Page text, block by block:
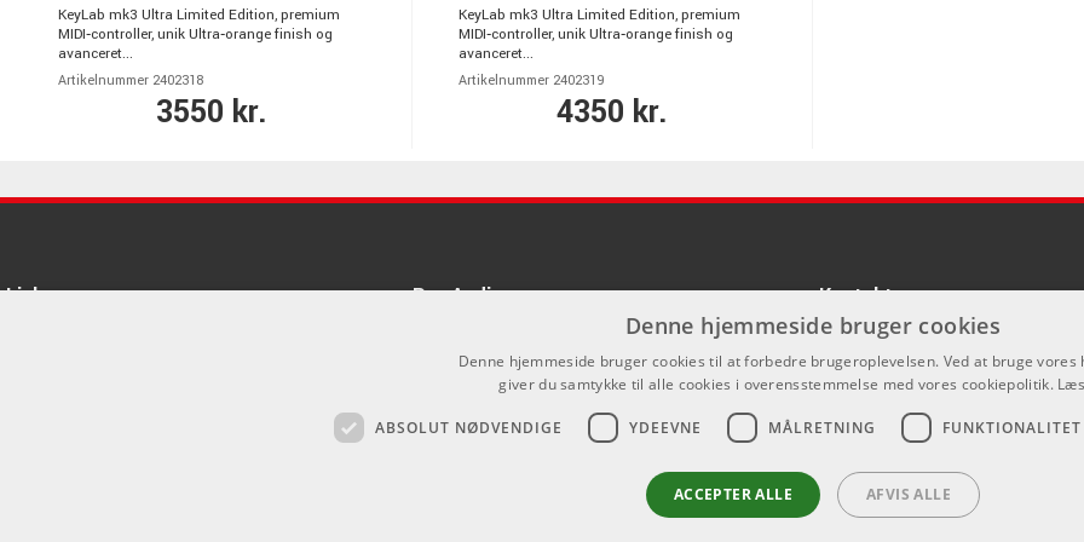
KeyLab mk3 Ultra Limited Edition, premium
MIDI‑controller, unik Ultra‑orange finish og
avanceret...
Artikelnummer 2402318
3550 kr.
KeyLab mk3 Ultra Limited Edition, premium
MIDI‑controller, unik Ultra‑orange finish og
avanceret...
Artikelnummer 2402319
4350 kr.
Links Pro Audio Kontakt
Som privatperson kan du ikke købe på
hjemmeside, alt salg foregår gennem
info@emnordic.dk
Denne hjemmeside bruger cookies
Denne hjemmeside bruger cookies til at forbedre brugeroplevelsen. Ved at bruge vores
giver du samtykke til alle cookies i overensstemmelse med vores cookiepolitik.
ABSOLUT NØDVENDIGE YDEEVNE MÅLRETNING FUNKTIONALITET
ACCEPTER ALLE AFVIS ALLE